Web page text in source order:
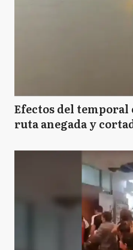
M
MA
M
Efectos del temporal
ruta anegada y